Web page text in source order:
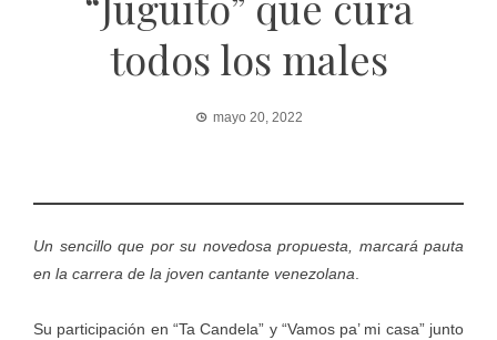
todos los males
mayo 20, 2022
Un sencillo que por su novedosa propuesta, marcará pauta
en la carrera de la joven cantante venezolana.
Su participación en “Ta Candela” y “Vamos pa’ mi casa” junto